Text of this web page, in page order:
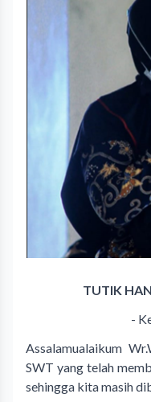
TUTIK
-
Assalamualaikum
SWT yang telah
sehingga kita masih